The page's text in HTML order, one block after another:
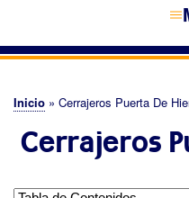
principal
CERRAJEROS MADRID
MADRID CAPITAL
NORTE DE MADRID
ESTE DE MADRID
SUR DE MADRID
OESTE DE MADRID
Sobrescribir
enlaces
Inicio Cerrajeros Puerta De
Cerrajeros